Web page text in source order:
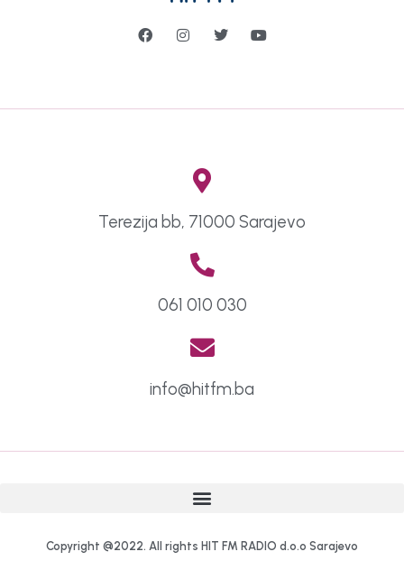
Terezija bb, 71000 Sarajevo
061 010 030
info@hitfm.ba
Copyright @2022. All rights HIT FM RADIO d.o.o Sarajevo